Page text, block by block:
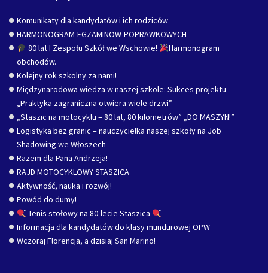
Komunikaty dla kandydatów i ich rodziców
HARMONOGRAM-EGZAMINOW-POPRAWKOWYCH
80 lat I Zespołu Szkół we Wschowie!
Harmonogram
obchodów.
Kolejny rok szkolny za nami!
Międzynarodowa wiedza w naszej szkole: Sukces projektu
„Praktyka zagraniczna otwiera wiele drzwi”
„Staszic na motocyklu – 80 lat, 80 kilometrów” „DO MASZYN!”
Logistyka bez granic – nauczycielka naszej szkoły na Job
Shadowing we Włoszech
Razem dla Pana Andrzeja!
RAJD MOTOCYKLOWY STASZICA
Aktywność, nauka i rozwój!
Powód do dumy!
Tenis stołowy na 80-lecie Staszica
Informacja dla kandydatów do klasy mundurowej OPW
Wczoraj Florencja, a dzisiaj San Marino!